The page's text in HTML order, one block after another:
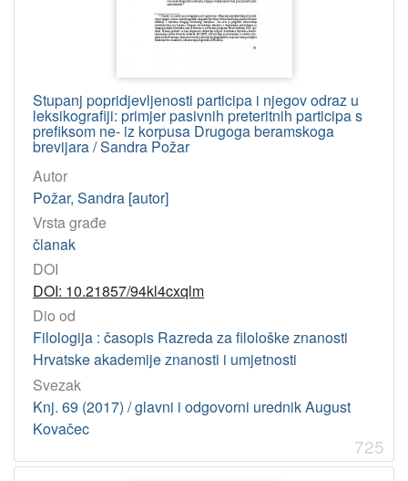
Stupanj popridjevljenosti participa i njegov odraz u
leksikografiji: primjer pasivnih preteritnih participa s
prefiksom ne- iz korpusa Drugoga beramskoga
brevijara / Sandra Požar
Autor
Požar, Sandra [autor]
Vrsta građe
članak
DOI
DOI: 10.21857/94kl4cxqlm
Dio od
Filologija : časopis Razreda za filološke znanosti
Hrvatske akademije znanosti i umjetnosti
Svezak
Knj. 69 (2017) / glavni i odgovorni urednik August
Kovačec
725